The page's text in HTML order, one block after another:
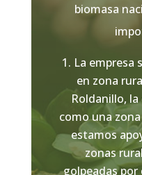
biomasa
La empresa
en zona
Roldanillo,
como una
estamos
zonas
golpeadas